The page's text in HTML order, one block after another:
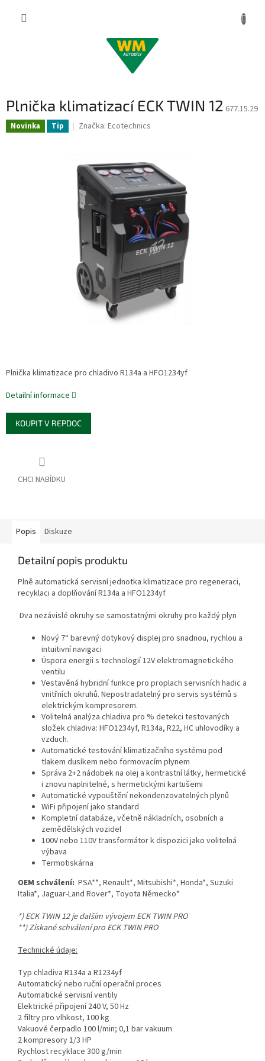
Plnička klimatizací ECK TWIN 12 677.15.29
Novinka Tip Značka: Ecotechnics
Plnička klimatizace pro chladivo R134a a HFO1234yf
Detailní informace
KOUPIT V REPDOC
Popis Diskuze
Detailní popis produktu
Plně automatická servisní jednotka klimatizace pro regeneraci,
recyklaci a doplňování R134a a HFO1234yf
Dva nezávislé okruhy se samostatnými okruhy pro každý plyn
Nový 7“ barevný dotykový displej pro snadnou, rychlou a
intuitivní navigaci
Úspora energii s technologií 12V elektromagnetického
ventilu
Vestavěná hybridní funkce pro proplach servisních hadic a
vnitřních okruhů. Nepostradatelný pro servis systémů s
elektrickým kompresorem.
Volitelná analýza chladiva pro % detekci testovaných
složek chladiva: HFO1234yf, R134a, R22, HC uhlovodíky a
vzduch.
Automatické testování klimatizačního systému pod
tlakem dusíkem nebo formovacím plynem
Správa 2+2 nádobek na olej a kontrastní látky, hermetické
i znovu naplnitelné, s hermetickými kartušemi
Automatické vypouštění nekondenzovatelných plynů
WiFi připojení jako standard
Kompletní databáze, včetně nákladních, osobních a
zemědělských vozidel
100V nebo 110V transformátor k dispozici jako volitelná
výbava
Termotiskárna
OEM schválení: PSA**, Renault*, Mitsubishi*, Honda*, Suzuki
Italia*, Jaguar-Land Rover*, Toyota Německo*
*) ECK TWIN 12 je dalším vývojem ECK TWIN PRO
**) Získané schválení pro ECK TWIN PRO
Technické údaje:
Typ chladiva R134a a R1234yf
Automatický nebo ruční operační proces
Automatické servisní ventily
Elektrické připojení 240 V, 50 Hz
2 filtry pro vlhkost, 100 kg
Vakuové čerpadlo 100 l/min; 0,1 bar vakuum
2 kompresory 1/3 HP
Rychlost recyklace 300 g/min